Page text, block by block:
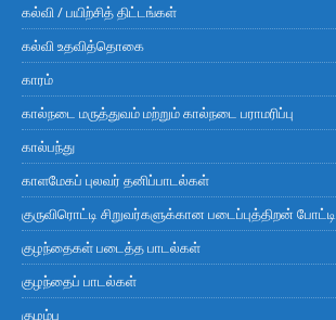
கல்வி / பயிற்சித் திட்டங்கள்
கல்வி உதவித்தொகை
காரம்
கால்நடை மருத்துவம் மற்றும் கால்நடை பராமரிப்பு
கால்பந்து
காளமேகப் புலவர் தனிப்பாடல்கள்
குருவிரொட்டி சிறுவர்களுக்கான படைப்புத்திறன் போட்டி
குழந்தைகள் படைத்த பாடல்கள்
குழந்தைப் பாடல்கள்
குழம்பு